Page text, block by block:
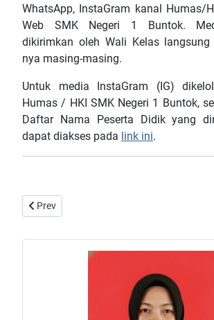
WhatsApp, InstaGram kanal Humas/
Web SMK Negeri 1 Buntok.
dikirimkan oleh Wali Kelas
nya masing-masing.
Untuk media InstaGram (IG)
Humas / HKI SMK Negeri 1 Buntok,
Daftar Nama Peserta Didik yang
dapat diakses pada link ini.
Previous article: SMKN 1 Buntok Berjaya,
Prev